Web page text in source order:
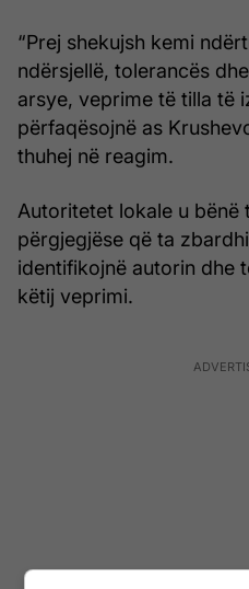
“Prej shekujsh kemi
ndërsjellë, tolerancës
arsye, veprime të tilla të
përfaqësojnë as
thuhej në reagim.
Autoritetet lokale u bënë
përgjegjëse që ta
identifikojnë autorin dhe
këtij veprimi.